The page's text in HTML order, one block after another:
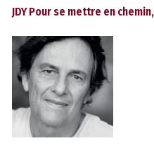
JDY Pour se mettre en